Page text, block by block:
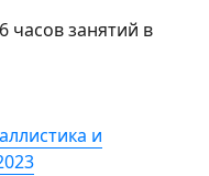
часов занятий в
и